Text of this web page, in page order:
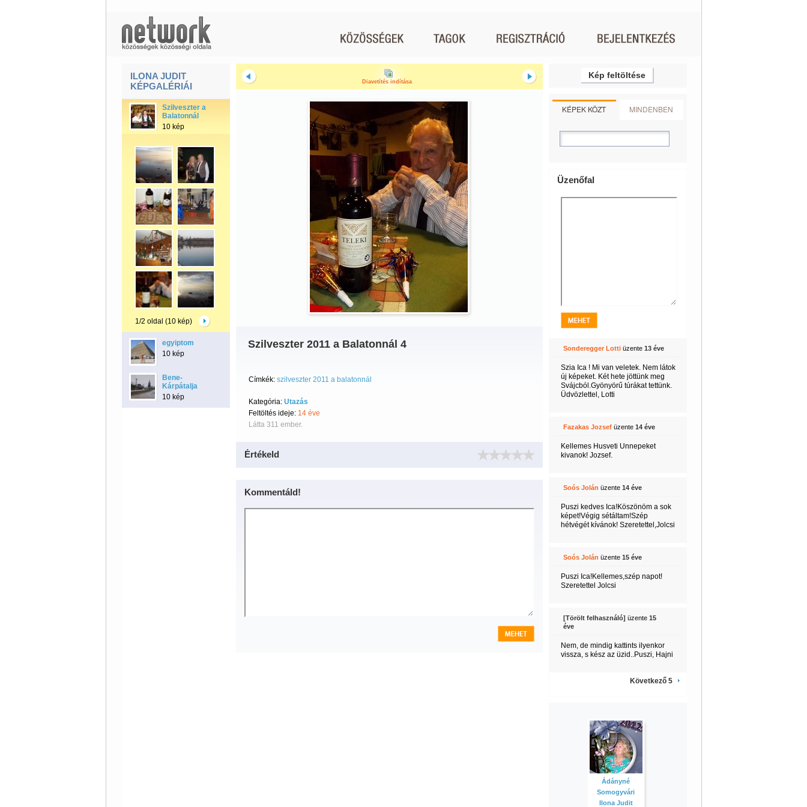
ILONA JUDIT
KÉPGALÉRIÁI
Szilveszter a
Balatonnál
10 kép
1/2 oldal (10 kép)
egyiptom
10 kép
Bene-
Kárpátalja
10 kép
Diavetítés indítása
Szilveszter 2011 a Balatonnál 4
Címkék: szilveszter 2011 a balatonnál
Kategória: Utazás
Feltöltés ideje: 14 éve
Látta 311 ember.
Értékeld
Kommentáld!
Kép feltöltése
KÉPEK KÖZT MINDENBEN
Üzenőfal
Sonderegger Lottiüzente 13 éve
Szia Ica ! Mi van veletek. Nem látok
új képeket. Két hete jöttünk meg
Svájcból.Gyönyörű túrákat tettünk.
Üdvözlettel, Lotti
Fazakas Jozsefüzente 14 éve
Kellemes Husveti Unnepeket
kivanok! Jozsef.
Soós Jolán üzente 14 éve
Puszi kedves Ica!Köszönöm a sok
képet!Végig sétáltam!Szép
hétvégét kívánok! Szeretettel,Jolcsi
Soós Jolán üzente 15 éve
Puszi Ica!Kellemes,szép napot!
Szeretettel Jolcsi
[Törölt felhasználó] üzente 15
éve
Nem, de mindig kattints ilyenkor
vissza, s kész az üzid..Puszi, Hajni
Következő 5
Ádányné
Somogyvári
Ilona Judit